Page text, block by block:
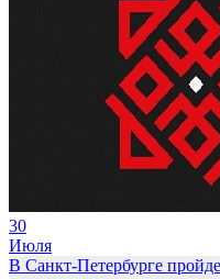
30
Июля
В Санкт-Петербурге